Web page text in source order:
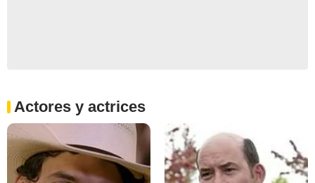
Actores y actrices